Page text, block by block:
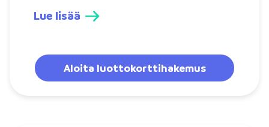
Lue lisää
Aloita luottokorttihakemus